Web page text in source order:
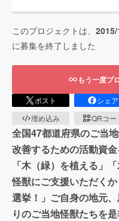
このプロジェクトは、
に募集を終了しました
もう一度プ
ポスト シェア
埋め込み
QRコー
全国47都道府県のご当
改善するための活動資
「木（緑）を植える」
怪獣にご支援いただく
選挙！」ご自身の地元
りのご当地怪獣たちを是